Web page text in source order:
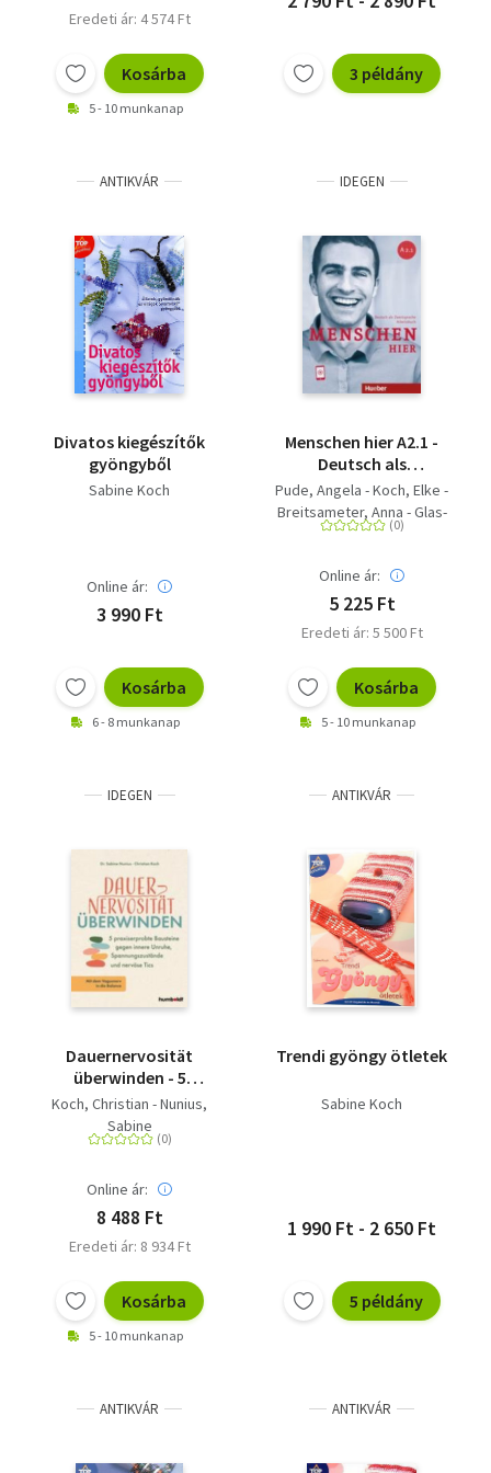
Eredeti ár: 4 574 Ft
Kosárba
5 - 10 munkanap
3 példány
ANTIKVÁR
Divatos kiegészítők
gyöngyből
Sabine Koch
Online ár:
3 990 Ft
Kosárba
6 - 8 munkanap
IDEGEN
Menschen hier A2.1 -
Deutsch als
Zweitsprache /
Arbeitsbuch mit
Audios online
Pude, Angela - Koch, Elke -
Breitsameter, Anna - Glas-
Peters, Sabine
Online ár:
5 225 Ft
Eredeti ár: 5 500 Ft
Kosárba
5 - 10 munkanap
IDEGEN
Dauernervosität
überwinden - 5
praxiserprobte
Bausteine gegen
innere Unruhe,
und nervöse Tics. Mit
dem Vagusnerv in die
Balance
Koch, Christian - Nunius,
Sabine
Online ár:
8 488 Ft
Eredeti ár: 8 934 Ft
Kosárba
5 - 10 munkanap
ANTIKVÁR
Trendi gyöngy ötletek
Sabine Koch
1 990 Ft - 2 650 Ft
5 példány
ANTIKVÁR ANTIKVÁR